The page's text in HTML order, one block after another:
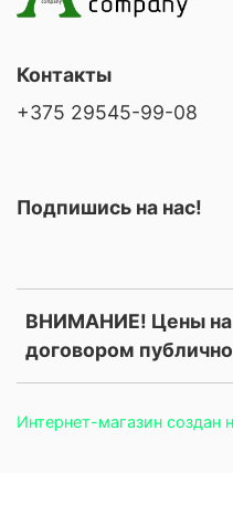
ВНИМАНИЕ! Цены на
договором
Контакты
+375 29545-99-08
Подпишись на нас!
Интернет-магазин создан